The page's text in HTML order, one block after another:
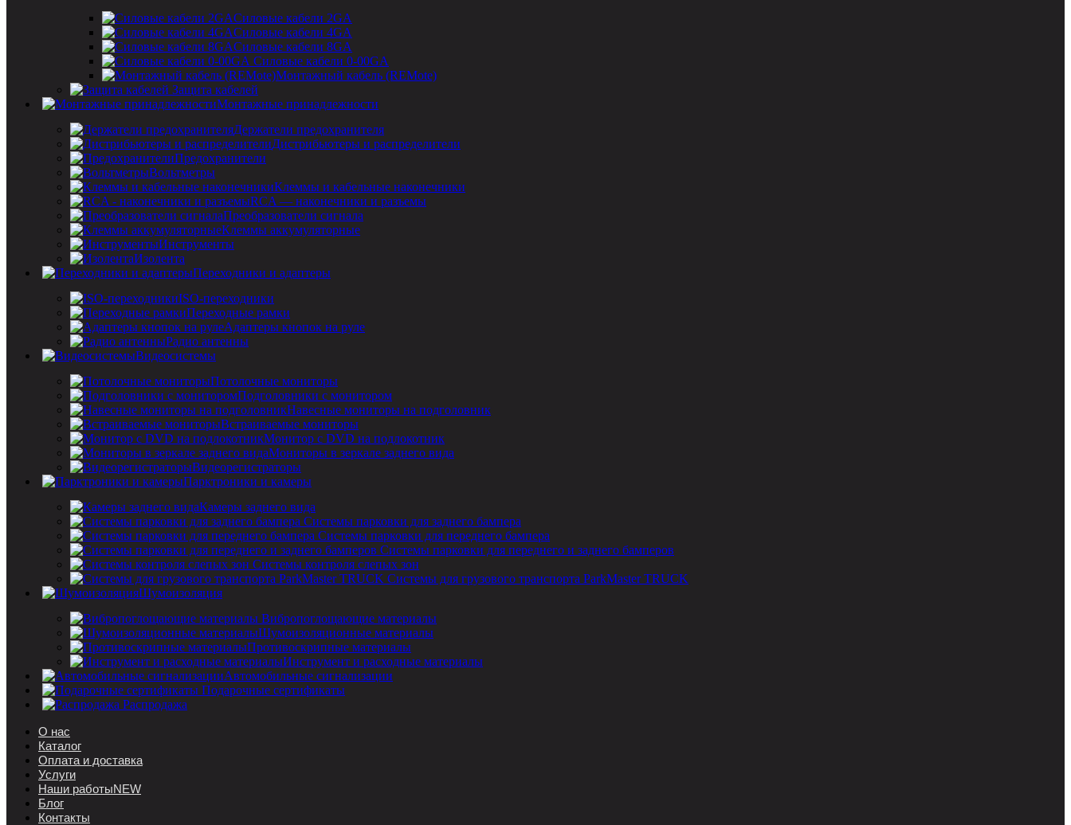
Силовые кабели 2GA
Силовые кабели 4GA
Силовые кабели 8GA
Силовые кабели 0-00GA
Монтажный кабель (REMote)
Защита кабелей
Монтажные принадлежности
Держатели предохранителя
Дистрибьютеры и распределители
Предохранители
Вольтметры
Клеммы и кабельные наконечники
RCA — наконечники и разъемы
Преобразователи сигнала
Клеммы аккумуляторные
Инструменты
Изолента
Переходники и адаптеры
ISO-переходники
Переходные рамки
Адаптеры кнопок на руле
Радио антенны
Видеосистемы
Потолочные мониторы
Подголовники с монитором
Навесные мониторы на подголовник
Встраиваемые мониторы
Монитор с DVD на подлокотник
Мониторы в зеркале заднего вида
Видеорегистраторы
Парктроники и камеры
Камеры заднего вида
Системы парковки для заднего бампера
Системы парковки для переднего бампера
Системы парковки для переднего и заднего бамперов
Системы контроля слепых зон
Системы для грузового транспорта ParkMaster TRUCK
Шумоизоляция
Вибропоглощающие материалы
Шумоизоляционные материалы
Противоскрипные материалы
Инструмент и расходные материалы
Автомобильные сигнализации
Подарочные сертификаты
Распродажа
О нас
Каталог
Оплата и доставка
Услуги
Наши работыNEW
Блог
Контакты